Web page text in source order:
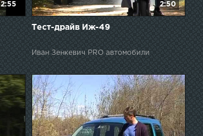
2:55 2:50
Тест-драйв Иж-49
Иван Зенкевич PRO автомобили